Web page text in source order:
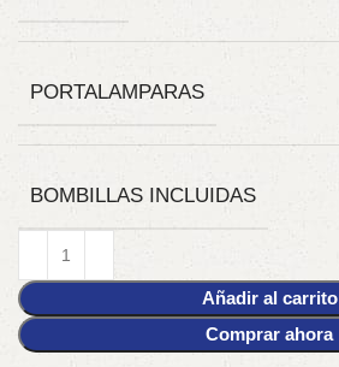
PORTALAMPARAS
BOMBILLAS INCLUIDAS
Añadir al carrito
Comprar ahora